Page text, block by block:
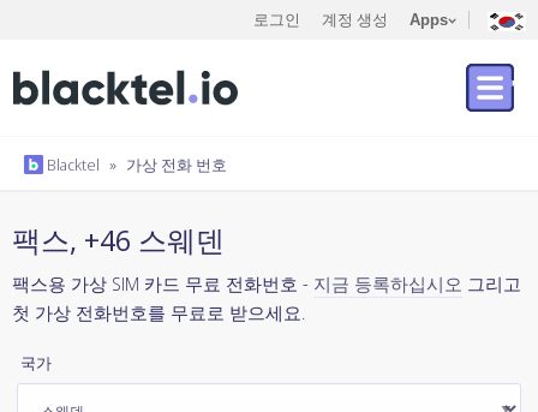
로그인 계정 생성 Apps
Blacktel » 가상 전화 번호
팩스, +46 스웨덴
팩스용 가상 SIM 카드 무료 전화번호 - 지금 등록하십시오 그리고
첫 가상 전화번호를 무료로 받으세요.
국가